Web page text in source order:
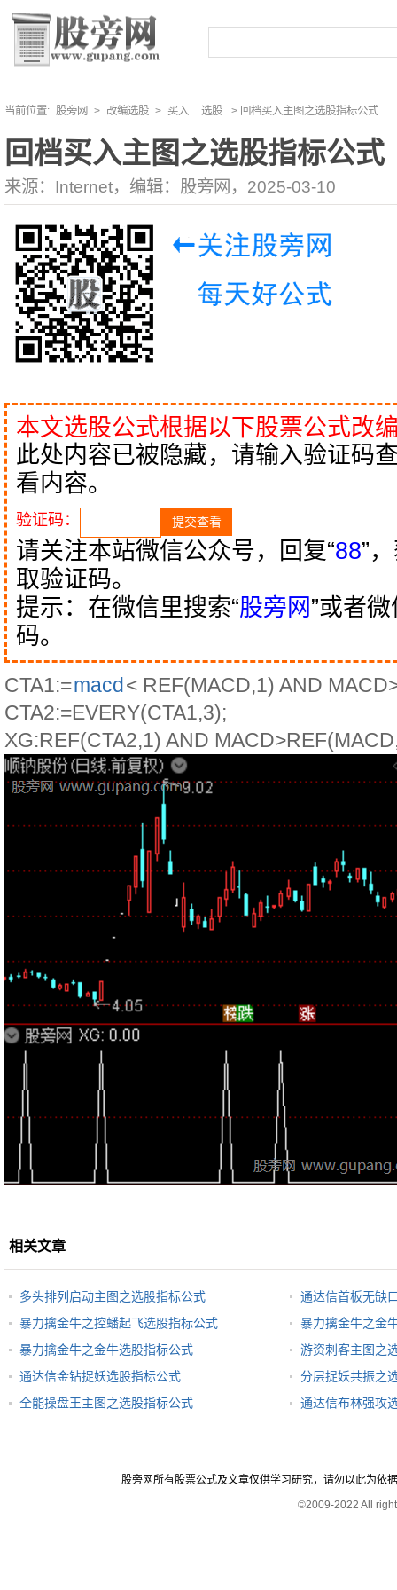
当前位置: 股旁网 > 改编选股 > 买入 选股 > 回档买入主图之选股指标公式
回档买入主图之选股指标公式
来源：Internet，编辑：股旁网，2025-03-10
本文选股公式根据以下股票公式改
此处内容已被隐藏，请输入验证码
看内容。
验证码：
请关注本站微信公众号，回复“88”
取验证码。
提示：在微信里搜索“股旁网 ”或者
码。
CTA1:=macd< REF(MACD,1) AND
CTA2:=EVERY(CTA1,3);
XG:REF(CTA2,1) AND
相关文章
多头排列启动主图之选股指标公式
通达信首板无缺
暴力擒金牛之控蟠起飞选股指标公式
暴力擒金牛之金
暴力擒金牛之金牛选股指标公式
游资刺客主图之
通达信金钻捉妖选股指标公式
分层捉妖共振之
全能操盘王主图之选股指标公式
通达信布林强攻
股旁网所有股票公式及文章仅供学习研究，请勿以此为依
©2009-2022 All